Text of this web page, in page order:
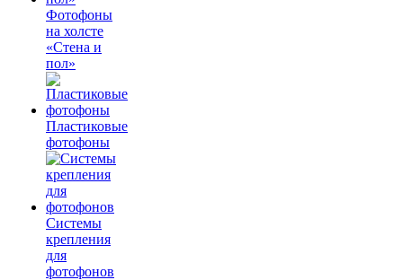
Фотофоны
на холсте
«Стена и
пол»
Пластиковые
фотофоны
Системы
крепления
для
фотофонов